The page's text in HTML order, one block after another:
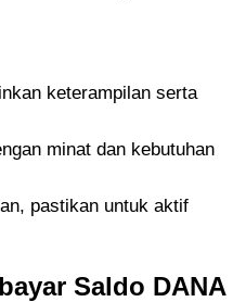
keterampilan serta
minat dan kebutuhan
pastikan untuk aktif
Saldo DANA